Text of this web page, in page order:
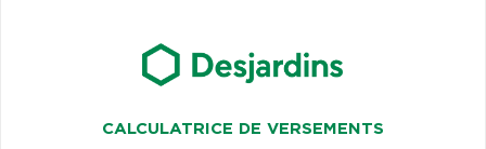
CALCULATRICE DE VERSEMENTS